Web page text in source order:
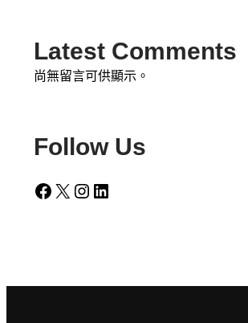
Latest Comments
尚無留言可供顯示。
Follow Us
Facebook X Instagram LinkedIn